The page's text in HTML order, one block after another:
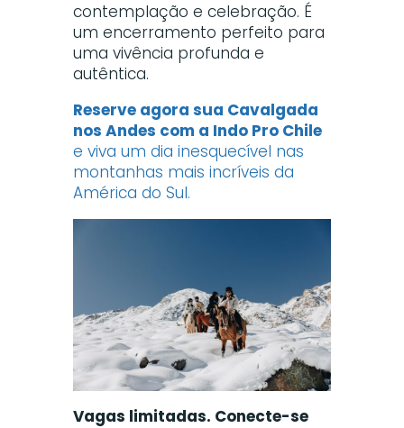
contemplação e celebração. É
um encerramento perfeito para
uma vivência profunda e
autêntica.
Reserve agora sua Cavalgada
nos Andes com a Indo Pro Chile
e viva um dia inesquecível nas
montanhas mais incríveis da
América do Sul.
Vagas limitadas. Conecte-se